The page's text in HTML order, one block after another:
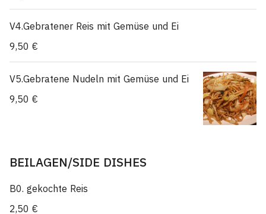
V4.Gebratener Reis mit Gemüse und Ei
9,50 €
V5.Gebratene Nudeln mit Gemüse und Ei
9,50 €
BEILAGEN/SIDE DISHES
B0. gekochte Reis
2,50 €